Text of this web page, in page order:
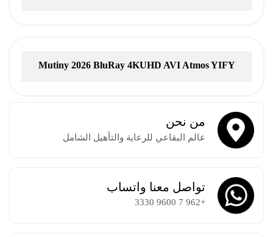
Mutiny 2026 BluRay 4KUHD AVI Atmos YIFY
من نحن
عالم البقاعي للرعاية والتأهيل الشامل
تواصل معنا واتساب
+962 7 9600 3330